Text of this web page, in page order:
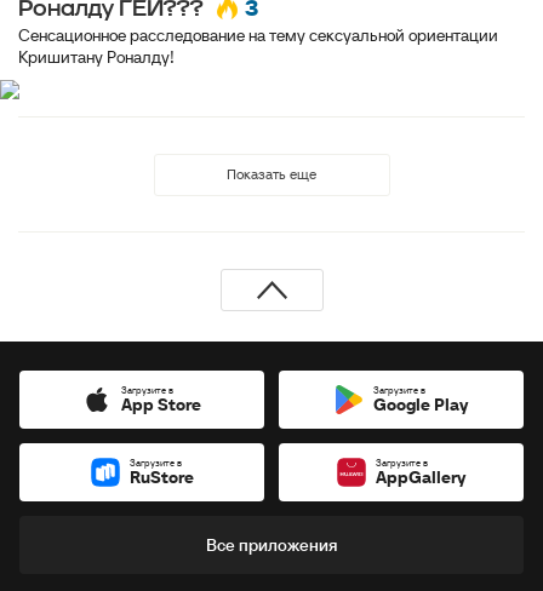
Роналду ГЕЙ??? 3
Сенсационное расследование на тему сексуальной ориентации
Показать еще
Загрузите в
App Store
Загрузите в
Google Play
Загрузите в
RuStore
Загрузите в
AppGallery
Все приложения